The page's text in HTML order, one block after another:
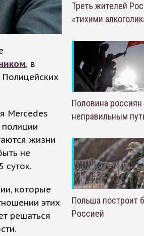
, в
Mercedes
жизни
не
суток.
которые
этих
решаться
Треть жителей
«тихими
Половина россиян
неправильным
Польша построит
Россией